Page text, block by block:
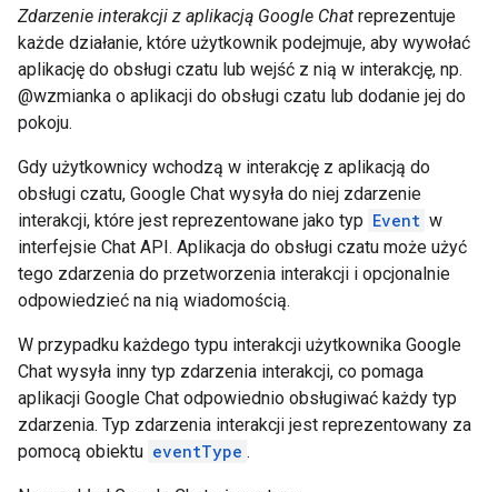
Zdarzenie interakcji z aplikacją Google Chat reprezentuje
każde działanie, które użytkownik podejmuje, aby wywołać
aplikację do obsługi czatu lub wejść z nią w interakcję, np.
@wzmianka o aplikacji do obsługi czatu lub dodanie jej do
pokoju.
Gdy użytkownicy wchodzą w interakcję z aplikacją do
obsługi czatu, Google Chat wysyła do niej zdarzenie
interakcji, które jest reprezentowane jako typ Event w
interfejsie Chat API. Aplikacja do obsługi czatu może użyć
tego zdarzenia do przetworzenia interakcji i opcjonalnie
odpowiedzieć na nią wiadomością.
W przypadku każdego typu interakcji użytkownika Google
Chat wysyła inny typ zdarzenia interakcji, co pomaga
aplikacji Google Chat odpowiednio obsługiwać każdy typ
zdarzenia. Typ zdarzenia interakcji jest reprezentowany za
pomocą obiektu eventType .